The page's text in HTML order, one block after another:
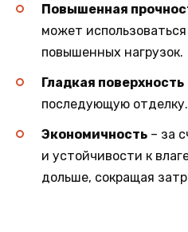
Повышенная
может
повышенных нагрузок.
Гладкая поверхность
последующую отделку.
Экономичность – за
и устойчивости к
дольше, сокращая